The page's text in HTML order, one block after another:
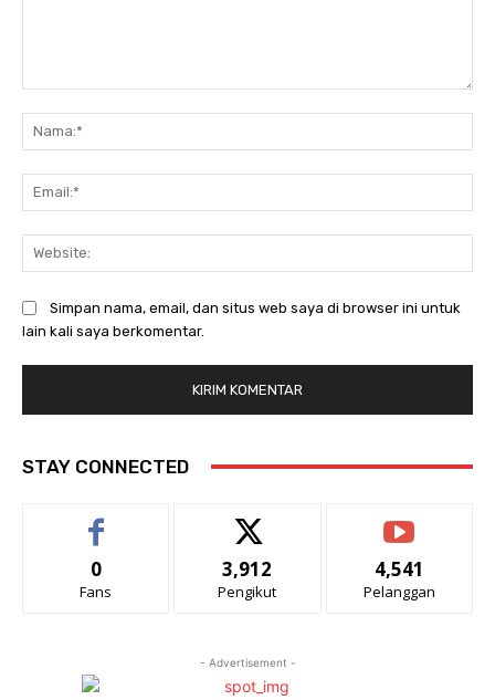
Simpan nama, email, dan situs web saya di browser ini untuk
lain kali saya berkomentar.
STAY CONNECTED
0
Fans
3,912
Pengikut
4,541
Pelanggan
- Advertisement -